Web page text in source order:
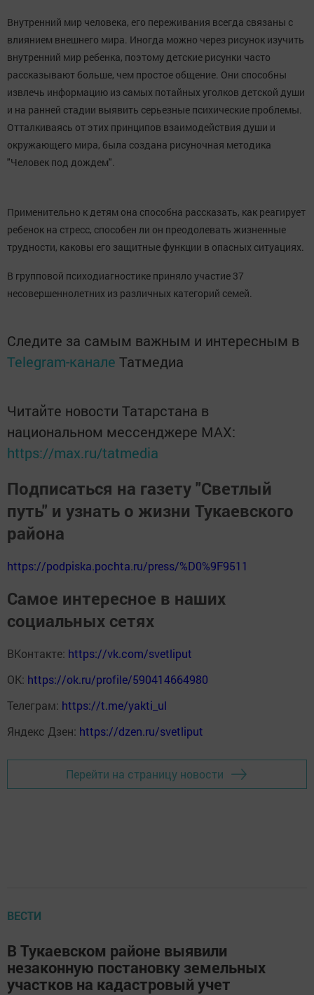
Внутренний мир человека, его переживания всегда связаны с
влиянием внешнего мира. Иногда можно через рисунок изучить
внутренний мир ребенка, поэтому детские рисунки часто
рассказывают больше, чем простое общение. Они способны
извлечь информацию из самых потайных уголков детской души
и на ранней стадии выявить серьезные психические проблемы.
Отталкиваясь от этих принципов взаимодействия души и
окружающего мира, была создана рисуночная методика
"Человек под дождем".
Применительно к детям она способна рассказать, как реагирует
ребенок на стресс, способен ли он преодолевать жизненные
трудности, каковы его защитные функции в опасных ситуациях.
В групповой психодиагностике приняло участие 37
несовершеннолетних из различных категорий семей.
Следите за самым важным и интересным в
Telegram-канале Татмедиа
Читайте новости Татарстана в
национальном мессенджере MАХ:
https://max.ru/tatmedia
Подписаться на газету "Светлый
путь" и узнать о жизни Тукаевского
района
https://podpiska.pochta.ru/press/%D0%9F9511
Самое интересное в наших
социальных сетях
ВКонтакте: https://vk.com/svetliput
ОК: https://ok.ru/profile/590414664980
Телеграм: https://t.me/yakti_ul
Яндекс Дзен: https://dzen.ru/svetliput
Перейти на страницу новости
ВЕСТИ
В Тукаевском районе выявили
незаконную постановку земельных
участков на кадастровый учет